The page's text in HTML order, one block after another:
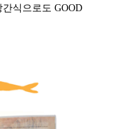
식으로도 GOOD